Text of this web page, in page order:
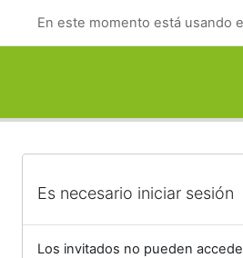
En este momento está usando
Es necesario iniciar sesión
Los invitados no pueden